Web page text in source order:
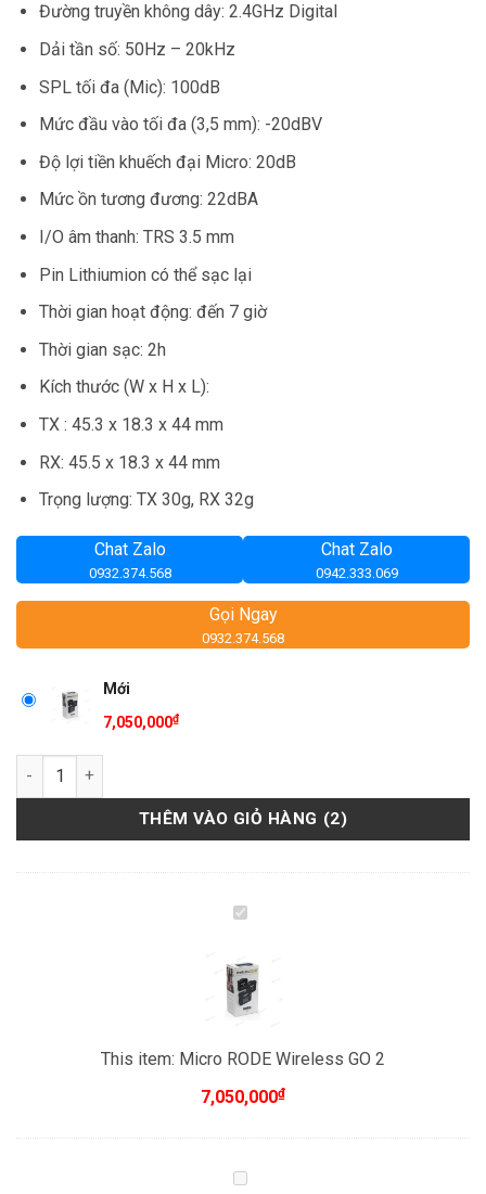
Đường truyền không dây: 2.4GHz Digital
Dải tần số: 50Hz – 20kHz
SPL tối đa (Mic): 100dB
Mức đầu vào tối đa (3,5 mm): -20dBV
Độ lợi tiền khuếch đại Micro: 20dB
Mức ồn tương đương: 22dBA
I/O âm thanh: TRS 3.5 mm
Pin Lithiumion có thể sạc lại
Thời gian hoạt động: đến 7 giờ
Thời gian sạc: 2h
Kích thước (W x H x L):
TX : 45.3 x 18.3 x 44 mm
RX: 45.5 x 18.3 x 44 mm
Trọng lượng: TX 30g, RX 32g
Chat Zalo
0932.374.568
Chat Zalo
0942.333.069
Gọi Ngay
0932.374.568
Mới
7,050,000₫
Số lượng
THÊM VÀO GIỎ HÀNG 2
Micro
Wireless
GO
2
This item: Micro RODE Wireless GO 2
7,050,000₫
Gậy